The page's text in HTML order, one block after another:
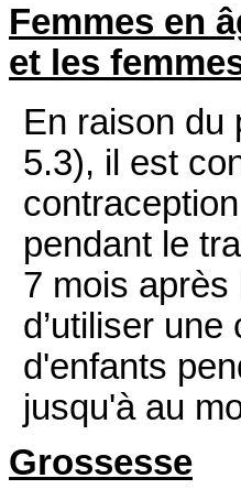
Femmes en
et les
En raison du
5.3), il est
pendant le
7 mois après
d’utiliser
d'enfants
jusqu'à au
Grossesse